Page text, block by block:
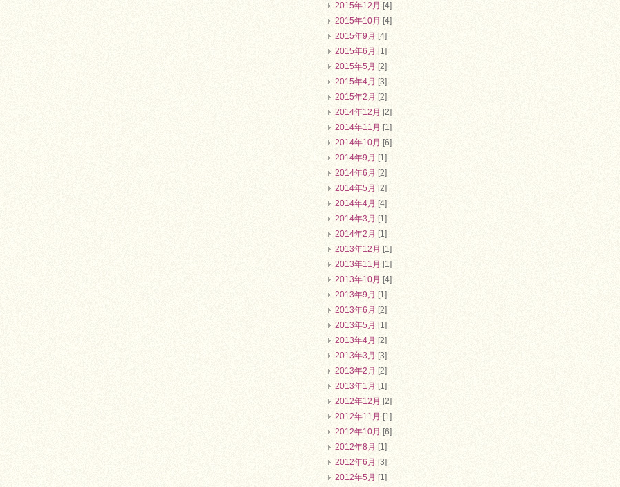
2015年12月 [4]
2015年10月 [4]
2015年9月 [4]
2015年6月 [1]
2015年5月 [2]
2015年4月 [3]
2015年2月 [2]
2014年12月 [2]
2014年11月 [1]
2014年10月 [6]
2014年9月 [1]
2014年6月 [2]
2014年5月 [2]
2014年4月 [4]
2014年3月 [1]
2014年2月 [1]
2013年12月 [1]
2013年11月 [1]
2013年10月 [4]
2013年9月 [1]
2013年6月 [2]
2013年5月 [1]
2013年4月 [2]
2013年3月 [3]
2013年2月 [2]
2013年1月 [1]
2012年12月 [2]
2012年11月 [1]
2012年10月 [6]
2012年8月 [1]
2012年6月 [3]
2012年5月 [1]